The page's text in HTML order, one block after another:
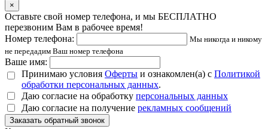
×
Оставьте свой номер телефона, и мы БЕСПЛАТНО
перезвоним Вам в рабочее время!
Номер телефона:
Мы никогда и никому
не передадим Ваш номер телефона
Ваше имя:
Принимаю условия Оферты и ознакомлен(а) с Политикой
обработки персональных данных.
Даю согласие на обработку персональных данных
Даю согласие на получение рекламных сообщений
Заказать обратный звонок